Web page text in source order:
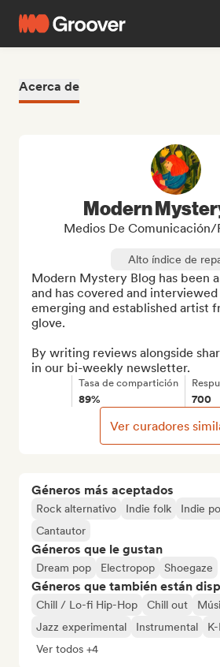
Acerca de
Géneros más aceptados
Rock alternativo Indie folk Indie
Cantautor
Géneros que le gustan
Dream pop Electropop Shoegaze
Géneros que también están
Chill / Lo-fi Hip-Hop Chill out
Jazz experimental
Instrumental
Ver todos +4
Modern
Medios De Comunicación/
Alto índice de
Modern Mystery Blog has been
and has covered and
emerging and established artist
glove.
By writing reviews alongside
in our bi-weekly newsletter.
Tasa de compartición
89% 700
Ver curadores